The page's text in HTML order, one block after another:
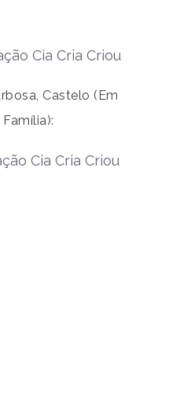
Cia Cria Criou
Castelo (Em
Cia Cria Criou